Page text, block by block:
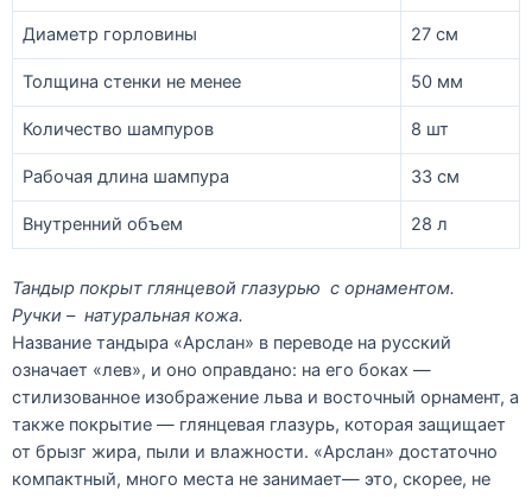
Диаметр горловины 27 см
Толщина стенки не менее 50 мм
Количество шампуров 8 шт
Рабочая длина шампура 33 см
Внутренний объем 28 л
Тандыр покрыт глянцевой глазурью с орнаментом.
Ручки – натуральная кожа.
Название тандыра «Арслан» в переводе на русский
означает «лев», и оно оправдано: на его боках —
стилизованное изображение льва и восточный орнамент, а
также покрытие — глянцевая глазурь, которая защищает
от брызг жира, пыли и влажности. «Арслан» достаточно
компактный, много места не занимает— это, скорее, не